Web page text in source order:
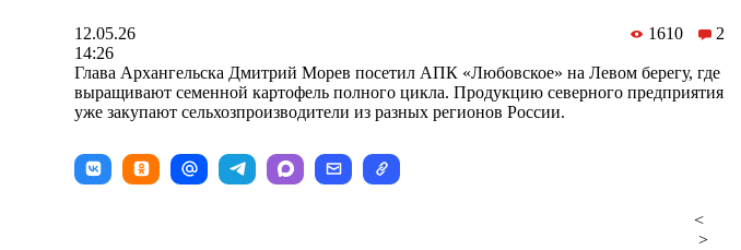
12.05.26
14:26
1610 2
Глава Архангельска Дмитрий Морев посетил АПК «Любовское» на Левом берегу, где
выращивают семенной картофель полного цикла. Продукцию северного предприятия
уже закупают сельхозпроизводители из разных регионов России.
<
>